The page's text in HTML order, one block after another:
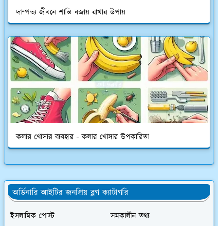
দাম্পত্য জীবনে শান্তি বজায় রাখার উপায়
কলার খোসার ব্যবহার - কলার খোসার উপকারিতা
অর্ডিনারি আইটির জনপ্রিয় ব্লগ ক্যাটাগরি
ইসলামিক পোস্ট
সমকালীন তথ্য